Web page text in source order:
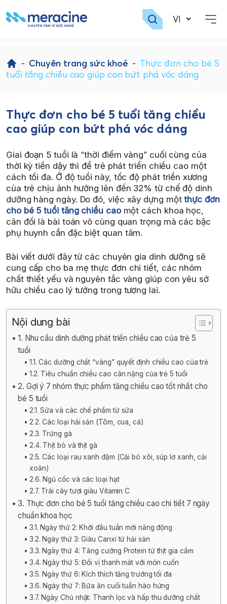
to
content
- Chuyên trang sức khoẻ - Thực đơn cho bé 5
tuổi tăng chiều cao giúp con bứt phá vóc dáng
Thực đơn cho bé 5 tuổi tăng chiều
cao giúp con bứt phá vóc dáng
Giai đoạn 5 tuổi là “thời điểm vàng” cuối cùng của
thời kỳ tiền dậy thì để trẻ phát triển chiều cao một
cách tối đa. Ở độ tuổi này, tốc độ phát triển xương
của trẻ chịu ảnh hưởng lên đến 32% từ chế độ dinh
dưỡng hàng ngày. Do đó, việc xây dựng mộtthực đơn
cho bé 5 tuổi tăng chiều caomột cách khoa học,
cân đối là bài toán vô cùng quan trọng mà các bậc
phụ huynh cần đặc biệt quan tâm.
Bài viết dưới đây từ các chuyên gia dinh dưỡng sẽ
cung cấp cho ba mẹ thực đơn chi tiết, các nhóm
chất thiết yếu và nguyên tắc vàng giúp con yêu sở
hữu chiều cao lý tưởng trong tương lai.
Nội dung bài
1. Nhu cầu dinh dưỡng phát triển chiều cao của trẻ 5
tuổi
1.1. Các dưỡng chất “vàng” quyết định chiều cao của trẻ
1.2. Tiêu chuẩn chiều cao cân nặng của trẻ 5 tuổi
2. Gợi ý 7 nhóm thực phẩm tăng chiều cao tốt nhất cho
bé 5 tuổi
2.1. Sữa và các chế phẩm từ sữa
2.2. Các loại hải sản (Tôm, cua, cá)
2.3. Trứng gà
2.4. Thịt bò và thịt gà
2.5. Các loại rau xanh đậm (Cải bó xôi, súp lơ xanh, cải
xoăn)
2.6. Ngũ cốc và các loại hạt
2.7. Trái cây tươi giàu Vitamin C
3. Thực đơn cho bé 5 tuổi tăng chiều cao chi tiết 7 ngày
chuẩn khoa học
3.1. Ngày thứ 2: Khởi đầu tuần mới năng động
3.2. Ngày thứ 3: Giàu Canxi từ hải sản
3.3. Ngày thứ 4: Tăng cường Protein từ thịt gia cầm
3.4. Ngày thứ 5: Đổi vị thanh mát với món cuốn
3.5. Ngày thứ 6: Kích thích tăng trưởng tối đa
3.6. Ngày thứ 7: Bữa ăn cuối tuần hào hứng
3.7. Ngày Chủ nhật: Thanh lọc và hấp thu dưỡng chất